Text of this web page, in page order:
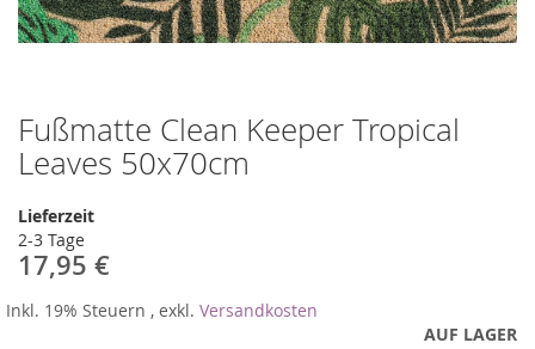
Fußmatte Clean Keeper Tropical
Leaves 50x70cm
Lieferzeit
2-3 Tage
17,95 €
Inkl. 19% Steuern , exkl. Versandkosten
AUF LAGER
Zum
Anfang
der
springen